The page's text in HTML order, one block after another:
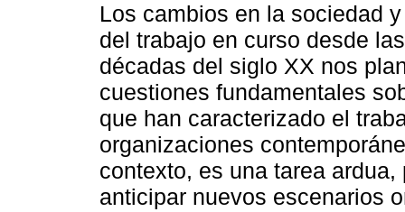
Los cambios en la sociedad
del trabajo en curso desde
décadas del siglo XX nos
cuestiones fundamentales
que han caracterizado el
organizaciones
contexto, es una tarea
anticipar nuevos escenarios